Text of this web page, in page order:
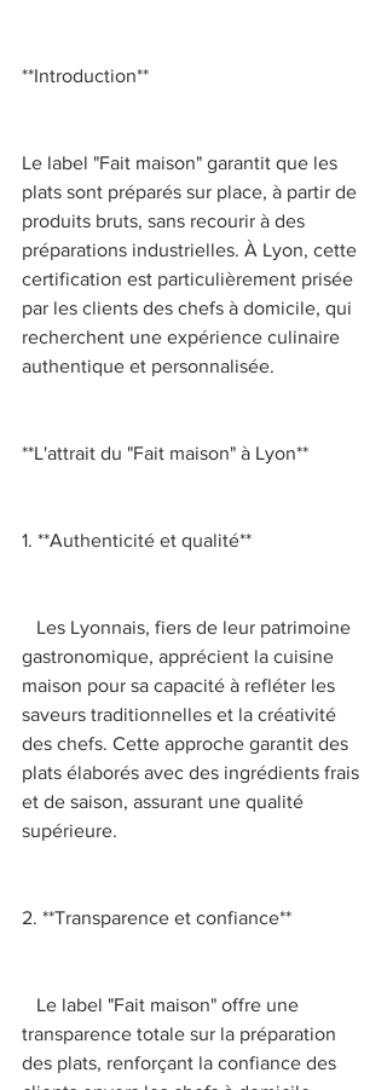
**Introduction**
Le label "Fait maison" garantit que les
plats sont préparés sur place, à partir de
produits bruts, sans recourir à des
préparations industrielles. À Lyon, cette
certification est particulièrement prisée
par les clients des chefs à domicile, qui
recherchent une expérience culinaire
authentique et personnalisée.
**L'attrait du "Fait maison" à Lyon**
1. **Authenticité et qualité**
gastronomique, apprécient la cuisine
maison pour sa capacité à refléter les
saveurs traditionnelles et la créativité
des chefs. Cette approche garantit des
plats élaborés avec des ingrédients frais
et de saison, assurant une qualité
supérieure.
2. **Transparence et confiance**
transparence totale sur la préparation
des plats, renforçant la confiance des